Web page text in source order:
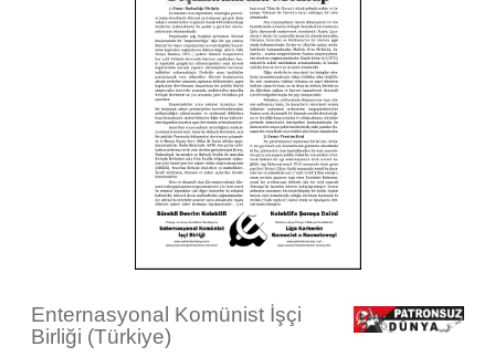
Enternasyonal Komünist İşçi
Birliği (Türkiye)